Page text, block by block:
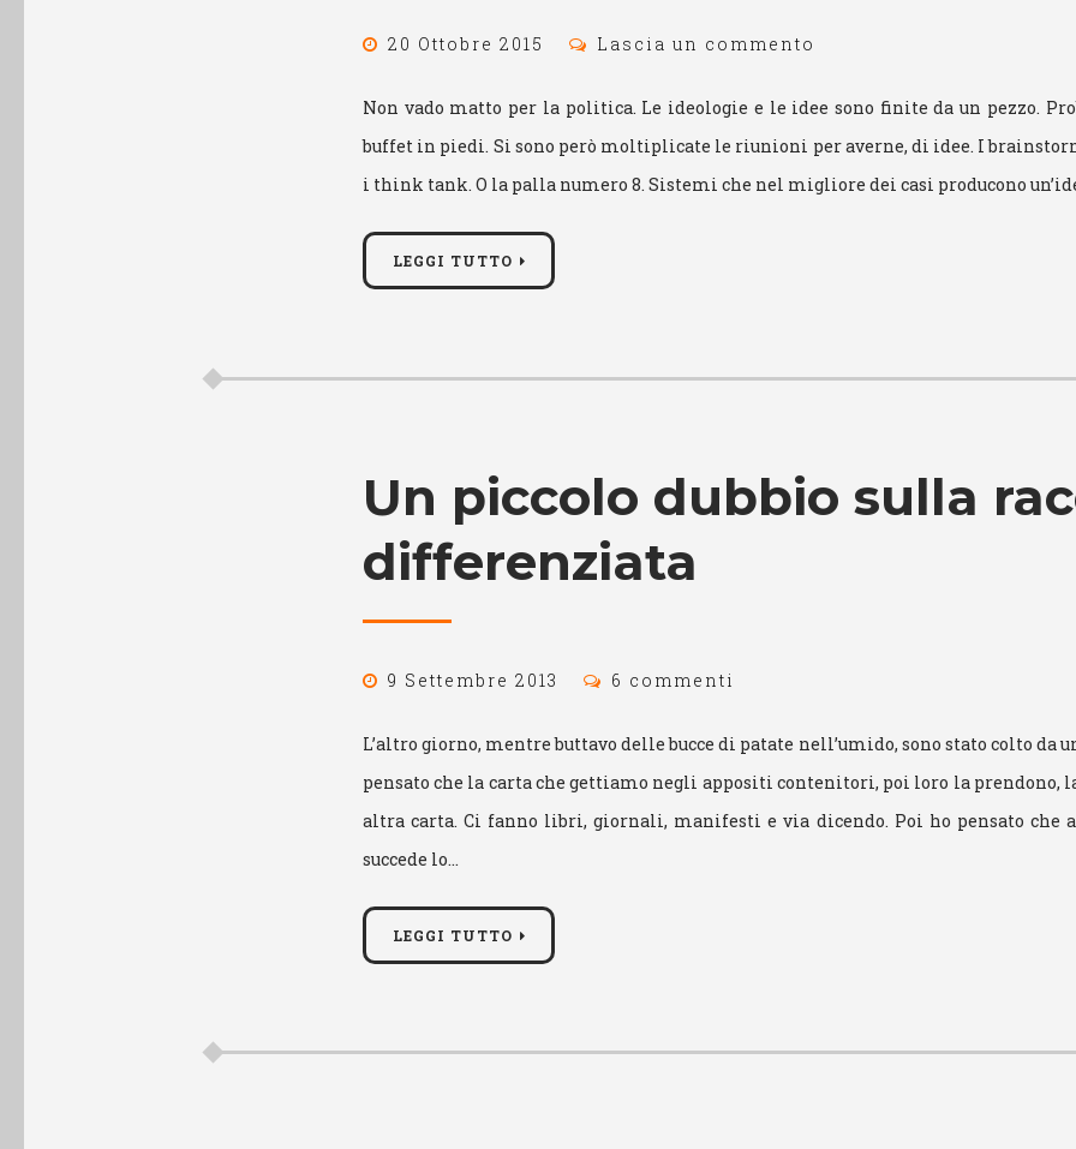
20 Ottobre 2015 Lascia un commento
Non vado matto per la politica. Le ideologie e le idee sono finite da un pezzo.
buffet in piedi. Si sono però moltiplicate le riunioni per averne, di idee. I
i think tank. O la palla numero 8. Sistemi che nel migliore dei casi producono
LEGGI TUTTO
Un piccolo dubbio sulla
differenziata
9 Settembre 2013 6 commenti
L’altro giorno, mentre buttavo delle bucce di patate nell’umido, sono stato colto da
pensato che la carta che gettiamo negli appositi contenitori, poi loro la prendono,
altra carta. Ci fanno libri, giornali, manifesti e via dicendo. Poi ho pensato che
succede lo…
LEGGI TUTTO